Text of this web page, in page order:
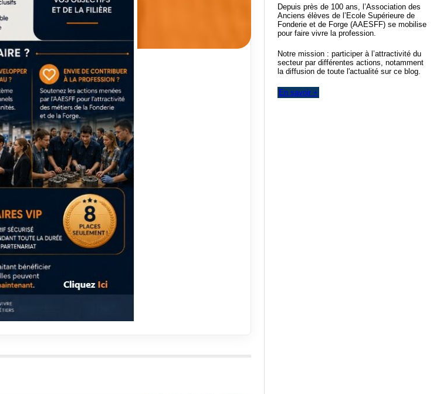
Depuis près de 100 ans, l’Association des
Anciens élèves de l’Ecole Supérieure de
Fonderie et de Forge (AAESFF) se mobilise
pour faire vivre la profession.
Notre mission : participer à l’attractivité du
secteur par différentes actions, notamment
la diffusion de toute l'actualité sur ce blog.
En savoir +